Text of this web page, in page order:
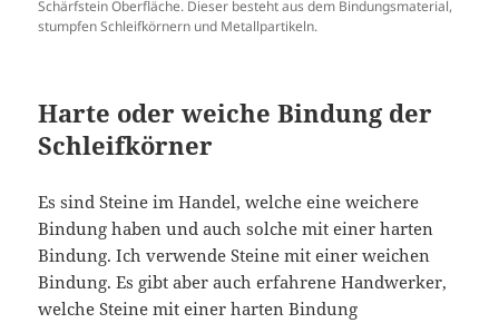
Schärfstein Oberfläche. Dieser besteht aus dem Bindungsmaterial,
stumpfen Schleifkörnern und Metallpartikeln.
Harte oder weiche Bindung der
Schleifkörner
Es sind Steine im Handel, welche eine weichere
Bindung haben und auch solche mit einer harten
Bindung. Ich verwende Steine mit einer weichen
Bindung. Es gibt aber auch erfahrene Handwerker,
welche Steine mit einer harten Bindung